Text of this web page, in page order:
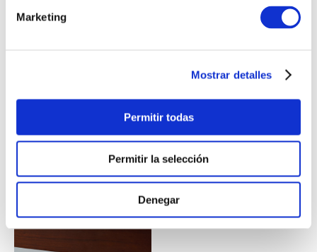
Marketing
Mostrar detalles
Permitir todas
Permitir la selección
Denegar
BOLOGNA